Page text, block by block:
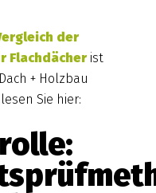
der
Flachdächer ist
+ Holzbau
Sie hier: